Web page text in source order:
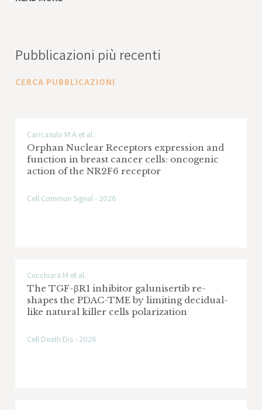
Ente Finanziatore: European Commission,
Harnessing olaparib resistant models to
disclose new therapeutic target in ovarian
carcinoma
la Ricerca sul Cancro - AIRC
negative breast cancer
Ente Finanziatore: Flinders University
‍Area di Ricerca: Tumore al seno
Pubblicazioni più recenti
CERCA PUBBLICAZIONI
Caricasulo M A et al.
Orphan Nuclear Receptors expression and
function in breast cancer cells: oncogenic
action of the NR2F6 receptor
Cell Commun Signal - 2026
Cucchiara M et al.
The TGF-βR1 inhibitor galunisertib re-
shapes the PDAC-TME by limiting decidual-
like natural killer cells polarization
Cell Death Dis - 2026